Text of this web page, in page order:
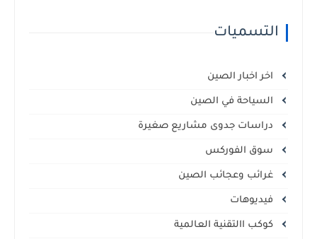
التسميات
اخر اخبار الصين
السياحة في الصين
دراسات جدوى مشاريع صغيرة
سوق الفوركس
غرائب وعجائب الصين
فيديوهات
كوكب االتقنية العالمية